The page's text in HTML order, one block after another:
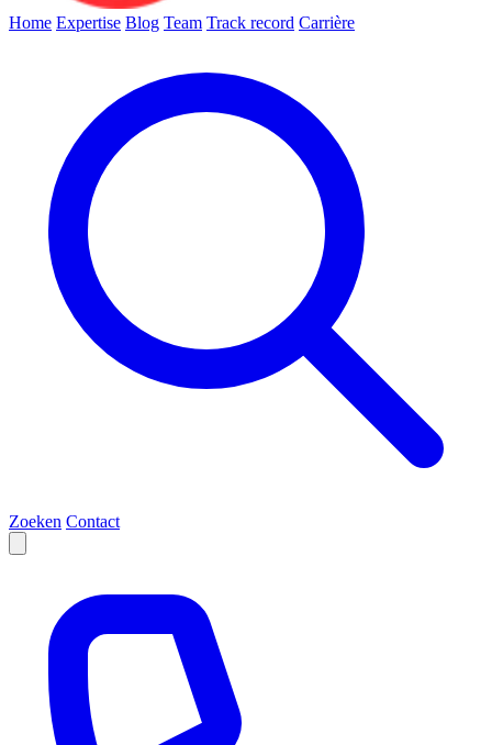
Home Expertise Blog Team Track record Carrière
Zoeken Contact